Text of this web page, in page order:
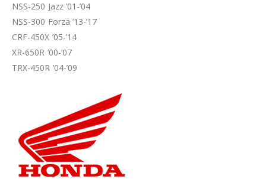
NSS-250 Jazz ’01-’04
NSS-300 Forza ’13-’17
CRF-450X ’05-’14
XR-650R ’00-’07
TRX-450R ’04-’09